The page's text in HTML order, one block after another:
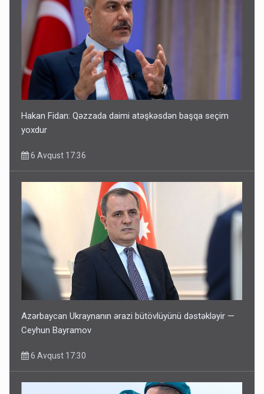
Hakan Fidan: Qəzzada daimi atəşkəsdən başqa seçim
yoxdur
6 Avqust 17:36
Azərbaycan Ukraynanın ərazi bütövlüyünü dəstəkləyir —
Ceyhun Bayramov
6 Avqust 17:30